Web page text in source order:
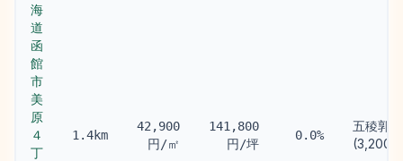
海
道
函
館
市
美
原
４
丁
1.4km
42,900
円/㎡
141,800
円/坪
0.0%
五稜郭駅